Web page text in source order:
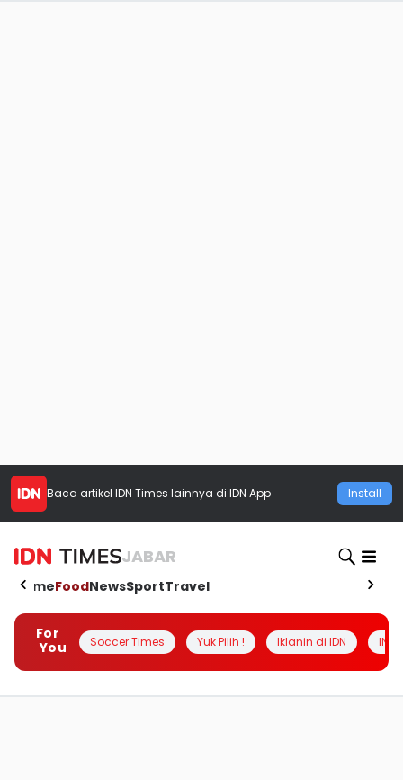
Baca artikel IDN Times lainnya di IDN App Install
JABAR
HomeFoodNewsSportTravel
For
You
Soccer Times Yuk Pilih ! Iklanin di IDN